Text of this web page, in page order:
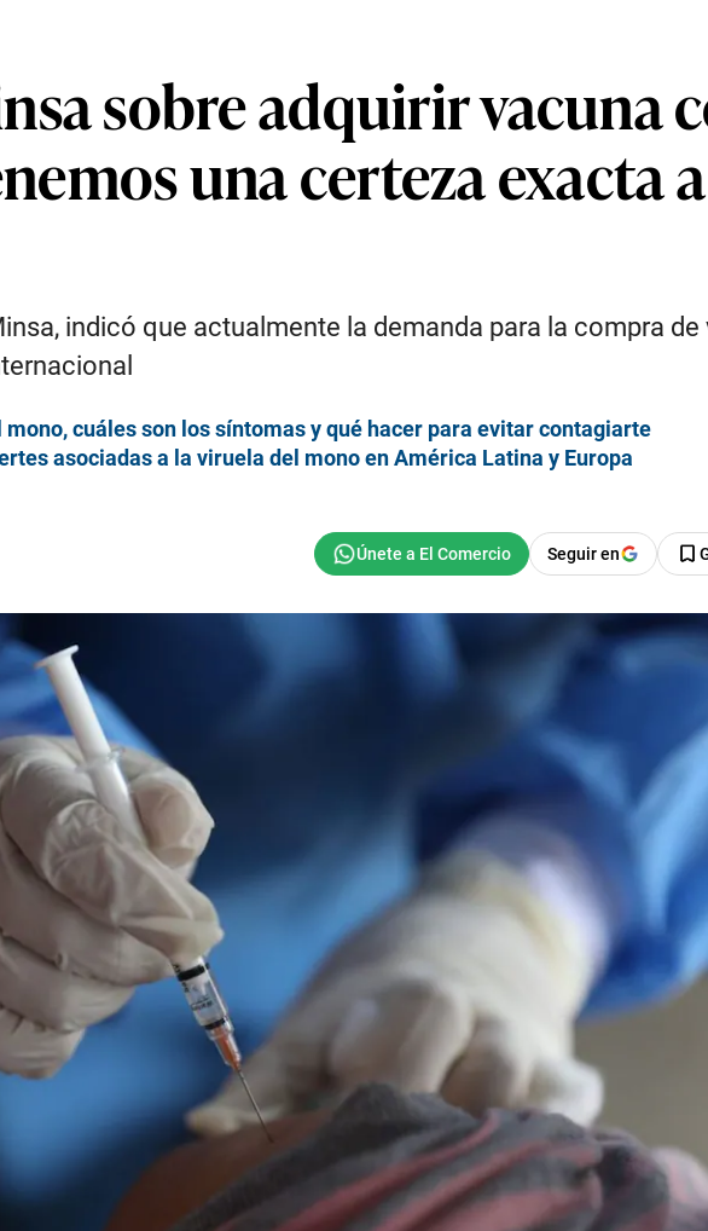
sobre adquirir vacuna
una certeza exacta
indicó que actualmente la demanda para la compra
cuáles son los síntomas y qué hacer para evitar contagiarte
asociadas a la viruela del mono en América Latina y Europa
Seguir en